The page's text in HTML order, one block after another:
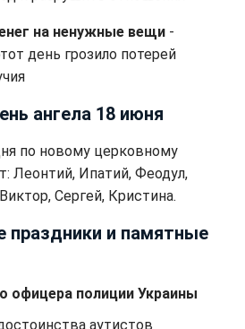
на ненужные вещи -
день грозило потерей
ангела 18 июня
по новому церковному
Леонтий, Ипатий, Феодул,
Сергей, Кристина.
и памятные
офицера полиции Украины
аутистов